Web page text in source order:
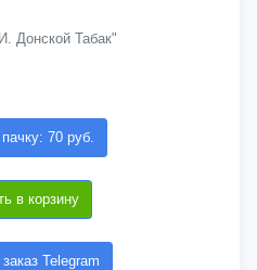
Донской Табак"
70 руб.
в корзину
Telegram